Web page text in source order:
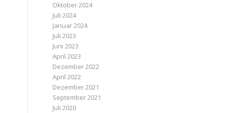
Oktober 2024
Juli 2024
Januar 2024
Juli 2023
Juni 2023
April 2023
Dezember 2022
April 2022
Dezember 2021
September 2021
Juli 2020